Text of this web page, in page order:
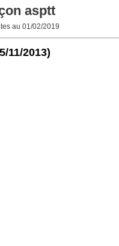
asptt
au 01/02/2019
11/2013)